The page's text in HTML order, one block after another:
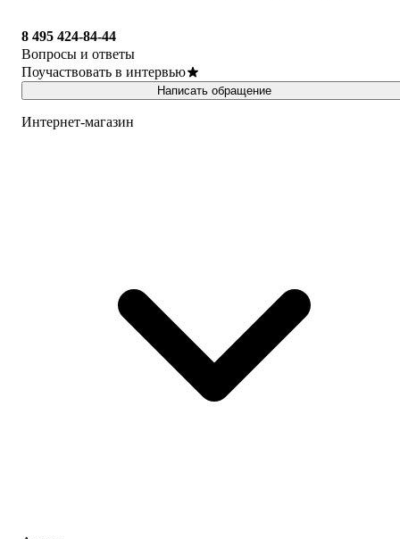
8 495 424-84-44
Вопросы и ответы
Поучаствовать в интервью
Написать обращение
Интернет-магазин